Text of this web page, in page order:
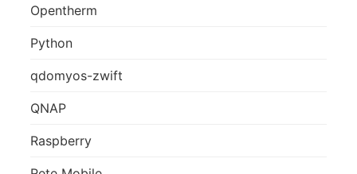
Opentherm
Python
qdomyos-zwift
QNAP
Raspberry